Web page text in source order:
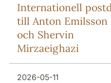
Internationell
till Anton Emilsson
och Shervin
Mirzaeighazi
2026-05-11